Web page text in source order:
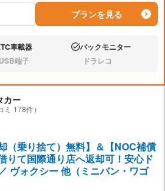
プランを見る
車載器 あり:バックモニター
:
USB端子 なし:ドラレコ
カー
ミ 178件）
（乗り捨て）無料】＆【NOC補償
りて国際通り店へ返却可！安心ド
ヴォクシー 他（ミニバン・ワゴ